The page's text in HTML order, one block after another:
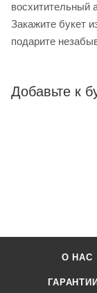
восхитительный
Закажите букет
подарите
Добавьте к
О НАС
ГАРАНТИИ